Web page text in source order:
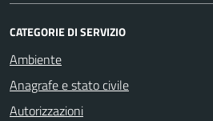
CATEGORIE DI SERVIZIO
Ambiente
Anagrafe e stato civile
Autorizzazioni